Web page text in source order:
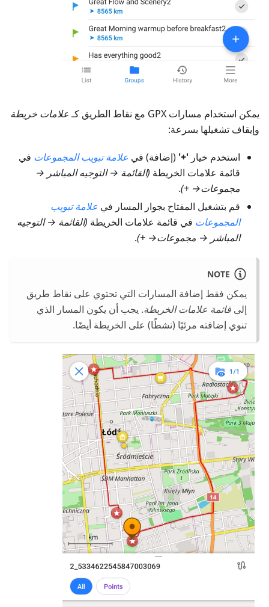
يمكن استخدام مسارات GPX مع نقاط الطريق كـ
علامات خريطة
وإيقاف تشغيلها بسرعة:
استخدم خيار '+' (إضافة) في علامة تبويب المجموعات في
قائمة علامات الخريطة (القائمة → التوجيه المباشر →
مجموعات→ +)
.
قم بتشغيل المفتاح بجوار المسار في علامة تبويب
المجموعات في قائمة علامات الخريطة (القائمة → التوجيه
المباشر → مجموعات→ +)
.
NOTE
يمكن فقط إضافة المسارات التي تحتوي على نقاط طريق
إلى قائمة علامات الخريطة. يجب أن يكون المسار الذي
تنوي إضافته مرئيًا (نشطًا) على الخريطة أيضًا.